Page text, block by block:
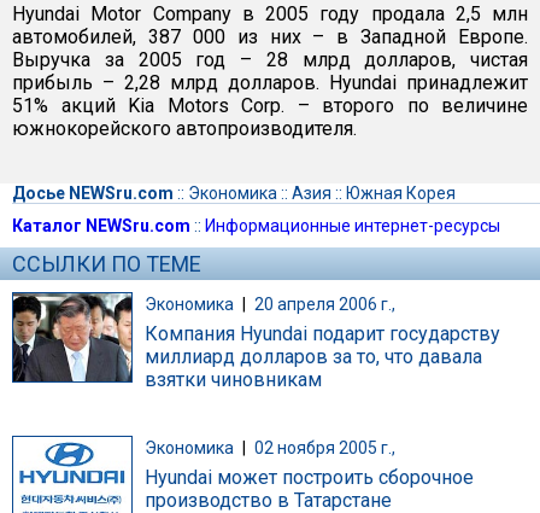
Hyundai Motor Company в 2005 году продала 2,5 млн
автомобилей, 387 000 из них – в Западной Европе.
Выручка за 2005 год – 28 млрд долларов, чистая
прибыль – 2,28 млрд долларов. Hyundai принадлежит
51% акций Kia Motors Corp. – второго по величине
южнокорейского автопроизводителя.
Досье NEWSru.com :: Экономика :: Азия :: Южная Корея
Каталог NEWSru.com :: Информационные интернет-ресурсы
ССЫЛКИ ПО ТЕМЕ
Экономика | 20 апреля 2006 г.,
Компания Hyundai подарит государству
миллиард долларов за то, что давала
взятки чиновникам
Экономика 02 ноября 2005 г.,
Hyundai может построить сборочное
производство в Татарстане